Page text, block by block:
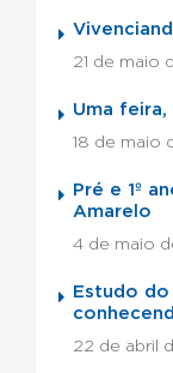
21 de maio
Uma feira,
18 de maio
Pré e 1º
Amarelo
4 de maio
Estudo do
22 de abril